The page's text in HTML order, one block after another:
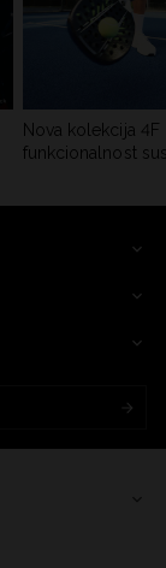
Nova kolekcija
funkcionalnost